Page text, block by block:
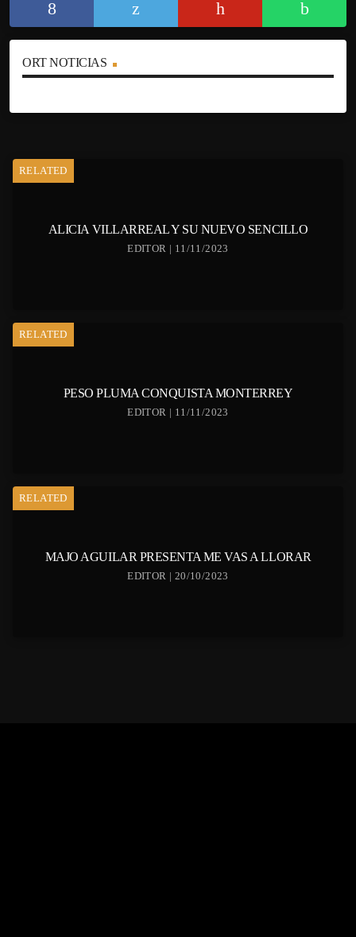
ORT NOTICIAS
RELATED
ALICIA VILLARREAL Y SU NUEVO SENCILLO
EDITOR | 11/11/2023
RELATED
PESO PLUMA CONQUISTA MONTERREY
EDITOR | 11/11/2023
RELATED
MAJO AGUILAR PRESENTA ME VAS A LLORAR
EDITOR | 20/10/2023